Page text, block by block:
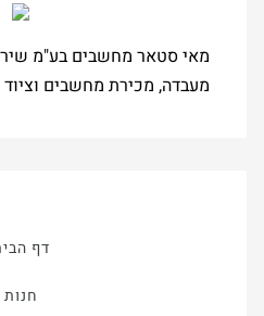
מאי סטאר מחשבים בע"מ
מעבדה, מכירת מחשבים וציוד
דף
חנות